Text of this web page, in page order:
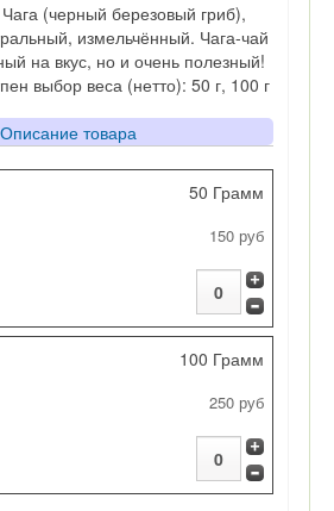
(черный березовый гриб),
измельчённый. Чага-чай
на вкус, но и очень полезный!
выбор веса (нетто): 50 г, 100 г
Описание товара
50 Грамм
150 руб
100 Грамм
250 руб